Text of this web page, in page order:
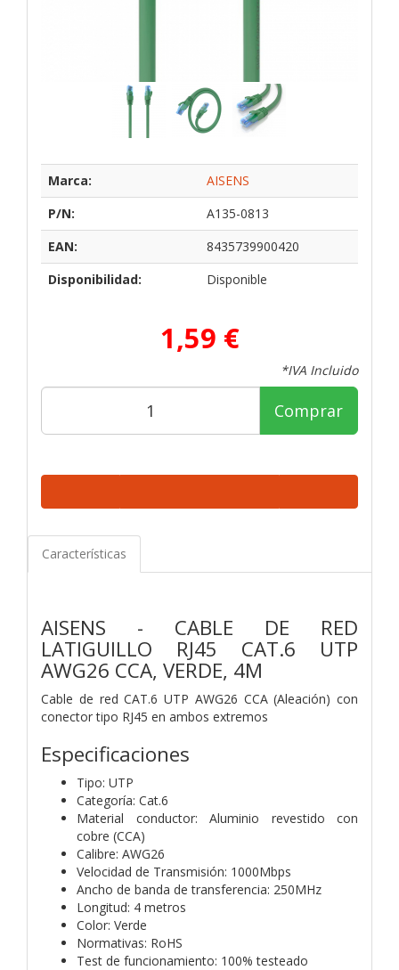
Marca:
AISENS
P/N:
A135-0813
EAN:
8435739900420
Disponibilidad:
Disponible
1,59 €
*IVA Incluido
Comprar
Características
AISENS - CABLE DE RED
LATIGUILLO RJ45 CAT.6 UTP
AWG26 CCA, VERDE, 4M
Cable de red CAT.6 UTP AWG26 CCA (Aleación) con
conector tipo RJ45 en ambos extremos
Especificaciones
Tipo: UTP
Categoría: Cat.6
Material conductor: Aluminio revestido con
cobre (CCA)
Calibre: AWG26
Velocidad de Transmisión: 1000Mbps
Ancho de banda de transferencia: 250MHz
Longitud: 4 metros
Color: Verde
Normativas: RoHS
Test de funcionamiento: 100% testeado